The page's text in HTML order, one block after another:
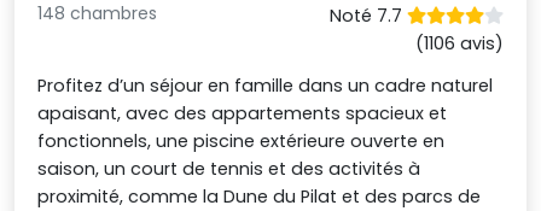
148 chambres
Noté 7.7
(1106 avis)
Profitez d’un séjour en famille dans un cadre naturel
apaisant, avec des appartements spacieux et
fonctionnels, une piscine extérieure ouverte en
saison, un court de tennis et des activités à
proximité, comme la Dune du Pilat et des parcs de